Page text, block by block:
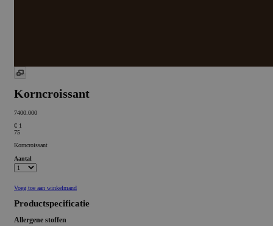
Korncroissant
7400.000
€ 1
75
Korncroissant
Aantal
Voeg toe aan winkelmand
Productspecificatie
Allergene stoffen